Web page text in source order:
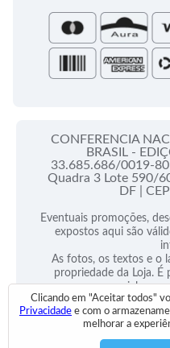
CONFERENCIA
BRASIL -
33.685.686/0019-80
Quadra 3 Lote 590/
DF |
Eventuais promoções,
expostos aqui são
As fotos, os textos e o
propriedade da Loja.
parcial sem
2025 © Todos
Clicando em "Aceitar todos"
Privacidade e com o
melhorar a